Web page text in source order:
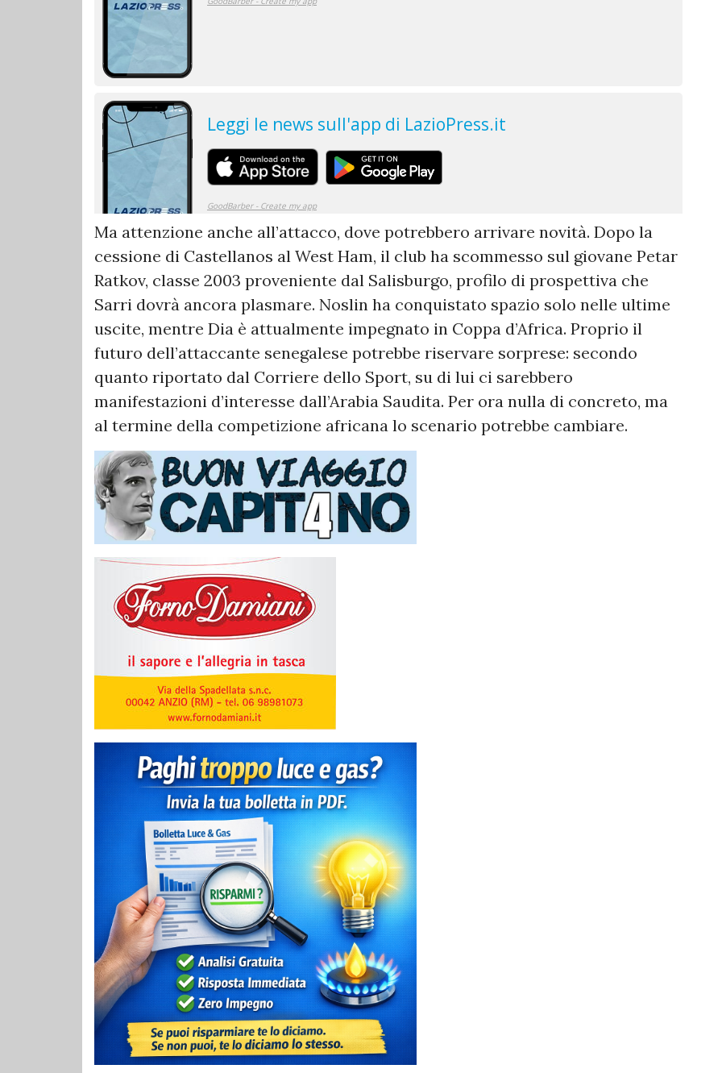
Ma attenzione anche all’attacco, dove potrebbero arrivare novità. Dopo la
cessione di Castellanos al West Ham, il club ha scommesso sul giovane Petar
Ratkov, classe 2003 proveniente dal Salisburgo, profilo di prospettiva che
Sarri dovrà ancora plasmare. Noslin ha conquistato spazio solo nelle ultime
uscite, mentre Dia è attualmente impegnato in Coppa d’Africa. Proprio il
futuro dell’attaccante senegalese potrebbe riservare sorprese: secondo
quanto riportato dal Corriere dello Sport, su di lui ci sarebbero
manifestazioni d’interesse dall’Arabia Saudita. Per ora nulla di concreto, ma
al termine della competizione africana lo scenario potrebbe cambiare.